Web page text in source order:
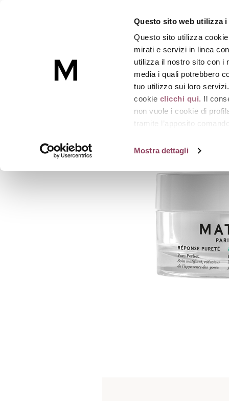
Questo sito web utilizza i
Questo sito utilizza
mirati e servizi in linea
utilizza il nostro sito con i
media i quali potrebbero
tuo utilizzo sui loro
cookie clicchi qui. Il
non vuole i cookie di
tramite l’apposito
Mostra dettagli
Skincare
PORE-PERFECT
PORE-PERFECT